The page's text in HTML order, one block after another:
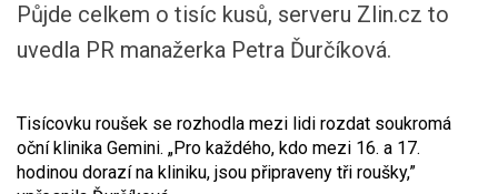
Půjde celkem o tisíc kusů, serveru Zlin.cz to
uvedla PR manažerka Petra Ďurčíková.
Tisícovku roušek se rozhodla mezi lidi rozdat soukromá
oční klinika Gemini. „Pro každého, kdo mezi 16. a 17.
hodinou dorazí na kliniku, jsou připraveny tři roušky,”